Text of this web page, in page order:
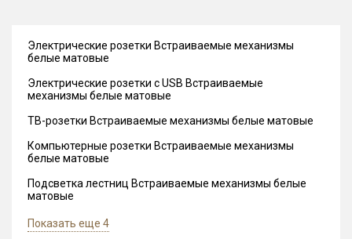
Электрические розетки Встраиваемые механизмы
белые матовые
Электрические розетки с USB Встраиваемые
механизмы белые матовые
ТВ-розетки Встраиваемые механизмы белые матовые
Компьютерные розетки Встраиваемые механизмы
белые матовые
Подсветка лестниц Встраиваемые механизмы белые
матовые
Показать еще 4